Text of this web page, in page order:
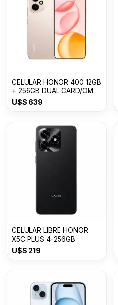
CELULAR HONOR 400 12GB
+ 256GB DUAL CARD/OM
USDESERT GOLD
U$S 639
CELULAR LIBRE HONOR
X5C PLUS 4-256GB
U$S 219